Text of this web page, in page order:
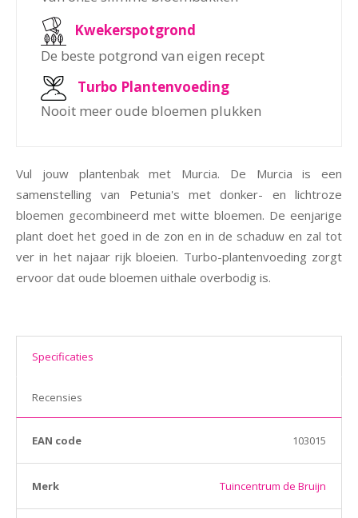
Kwekerspotgrond
De beste potgrond van eigen recept
Turbo Plantenvoeding
Nooit meer oude bloemen plukken
Vul jouw plantenbak met Murcia. De Murcia is een
samenstelling van Petunia's met donker- en lichtroze
bloemen gecombineerd met witte bloemen. De eenjarige
plant doet het goed in de zon en in de schaduw en zal tot
ver in het najaar rijk bloeien. Turbo-plantenvoeding zorgt
ervoor dat oude bloemen uithale overbodig is.
Specificaties
Recensies
EAN code 103015
Merk Tuincentrum de Bruijn